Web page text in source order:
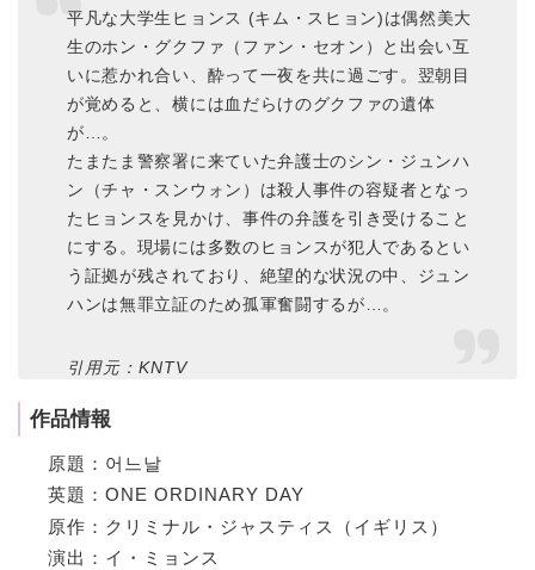
平凡な大学生ヒョンス (キム・スヒョン)は偶然美大
生のホン・グクファ（ファン・セオン）と出会い互
いに惹かれ合い、酔って一夜を共に過ごす。翌朝目
が覚めると、横には血だらけのグクファの遺体
が…。
たまたま警察署に来ていた弁護士のシン・ジュンハ
ン（チャ・スンウォン）は殺人事件の容疑者となっ
たヒョンスを見かけ、事件の弁護を引き受けること
にする。現場には多数のヒョンスが犯人であるとい
う証拠が残されており、絶望的な状況の中、ジュン
ハンは無罪立証のため孤軍奮闘するが…。
引用元：KNTV
作品情報
原題：어느날
英題：ONE ORDINARY DAY
原作：クリミナル・ジャスティス（イギリス）
演出：イ・ミョンス